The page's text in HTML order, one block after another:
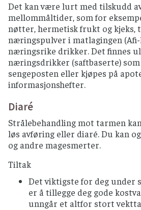
Det kan være lurt med tilskudd
mellommåltider, som for
nøtter, hermetisk frukt og kjeks,
næringspulver i matlagingen
næringsrike drikker. Det finnes
næringsdrikker (saftbaserte) som
sengeposten eller kjøpes på
informasjonshefter.
Diaré
Strålebehandling mot tarmen
løs avføring eller diaré. Du kan
og andre magesmerter.
Tiltak
Det viktigste for deg under
er å tillegge deg gode
unngår et altfor stort